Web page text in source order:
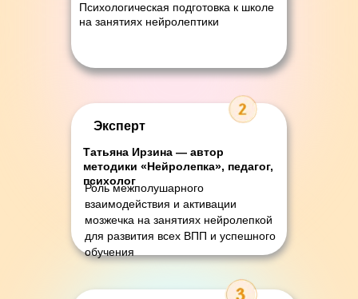
Татьяна Ирзина — автор
методики «Нейролепка», педагог,
психолог
Эксперт
Роль межполушарного
взаимодействия и активации
мозжечка на занятиях нейролепкой
для развития всех ВПП и успешного
обучения
Психологическая подготовка к школе
на занятиях нейролептики